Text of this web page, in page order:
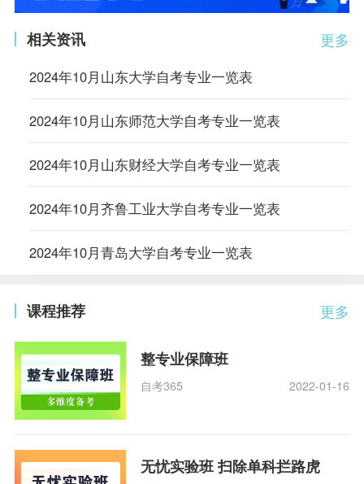
更多
相关资讯
2024年10月山东大学自考专业一览表
2024年10月山东师范大学自考专业一览表
2024年10月山东财经大学自考专业一览表
2024年10月齐鲁工业大学自考专业一览表
2024年10月青岛大学自考专业一览表
更多
课程推荐
整专业保障班
自考365 2022-01-16
无忧实验班 扫除单科拦路虎